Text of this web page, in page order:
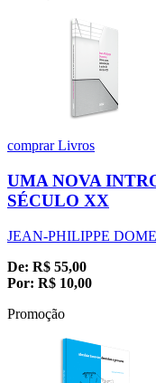
comprarLivros
UMA NOVA
SÉCULO XX
JEAN-PHILIPPE
De: R$ 55,00
Por: R$ 10,00
Promoção